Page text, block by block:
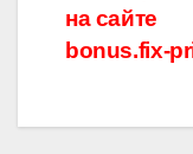
на сайте
bonus.fix-